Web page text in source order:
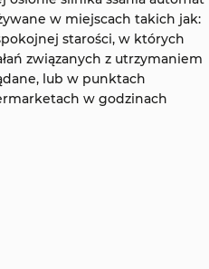
w miejscach takich jak:
starości, w których
związanych z utrzymaniem
lub w punktach
w godzinach